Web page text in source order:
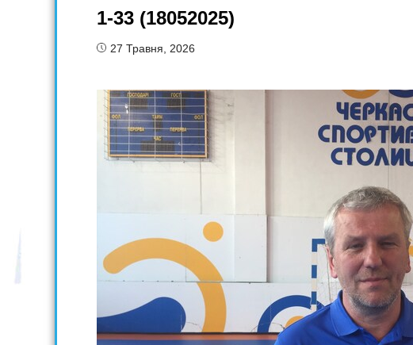
1-33 (18052025)
27 Травня, 2026